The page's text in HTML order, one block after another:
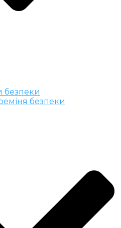
безпеки
безпеки